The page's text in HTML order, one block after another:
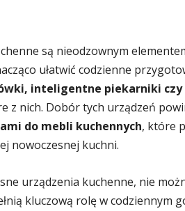
są nieodzownym
ułatwić codzienne
inteligentne piekarniki czy
z nich. Dobór tych urządzeń
do mebli kuchennych, które
nowoczesnej kuchni.
urządzenia kuchenne, nie
kluczową rolę w codziennym